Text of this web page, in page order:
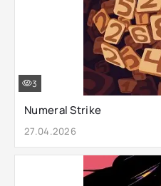
Numeral Strike
27.04.2026
3